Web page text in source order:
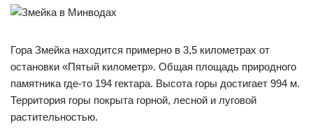
Гора Змейка находится примерно в 3,5 километрах от
остановки «Пятый километр». Общая площадь природного
памятника где-то 194 гектара. Высота горы достигает 994 м.
Территория горы покрыта горной, лесной и луговой
растительностью.